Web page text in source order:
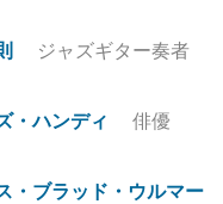
ジャズギター奏者
・ハンディ 俳優
・ブラッド・ウルマー